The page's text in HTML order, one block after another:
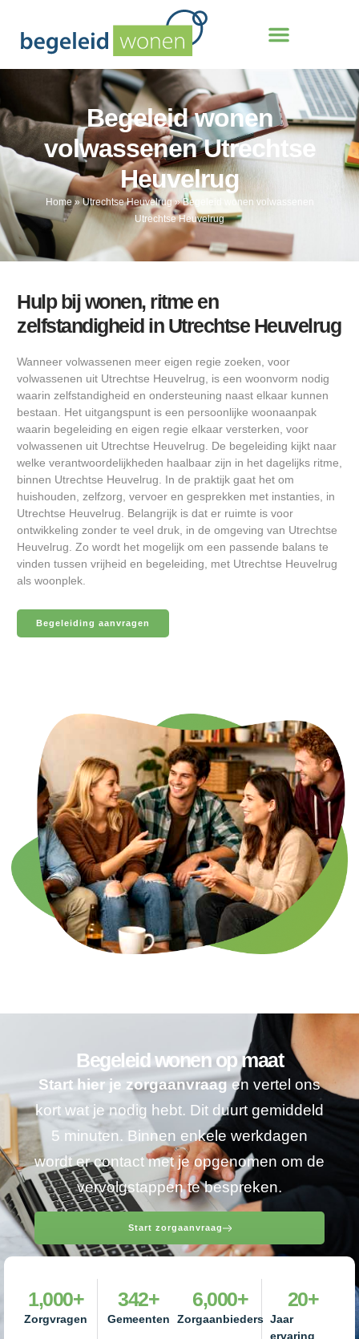
Begeleid wonen
volwassenen Utrechtse
Heuvelrug
Home »Utrechtse Heuvelrug»Begeleid wonen volwassenen
Utrechtse Heuvelrug
Hulp bij wonen, ritme en
zelfstandigheid in Utrechtse Heuvelrug
Wanneer volwassenen meer eigen regie zoeken, voor
volwassenen uit Utrechtse Heuvelrug, is een woonvorm nodig
waarin zelfstandigheid en ondersteuning naast elkaar kunnen
bestaan. Het uitgangspunt is een persoonlijke woonaanpak
waarin begeleiding en eigen regie elkaar versterken, voor
volwassenen uit Utrechtse Heuvelrug. De begeleiding kijkt naar
welke verantwoordelijkheden haalbaar zijn in het dagelijks ritme,
binnen Utrechtse Heuvelrug. In de praktijk gaat het om
huishouden, zelfzorg, vervoer en gesprekken met instanties, in
Utrechtse Heuvelrug. Belangrijk is dat er ruimte is voor
ontwikkeling zonder te veel druk, in de omgeving van Utrechtse
Heuvelrug. Zo wordt het mogelijk om een passende balans te
vinden tussen vrijheid en begeleiding, met Utrechtse Heuvelrug
als woonplek.
Begeleiding aanvragen
Begeleid wonen op maat
Start hier je zorgaanvraagen vertel ons
kort wat je nodig hebt. Dit duurt gemiddeld
5 minuten. Binnen enkele werkdagen
wordt er contact met je opgenomen om de
vervolgstappen te bespreken.
Start zorgaanvraag
Zorgvragen
1,000+
Gemeenten
342+
Zorgaanbieders
6,000+
Jaar
ervaring
20+